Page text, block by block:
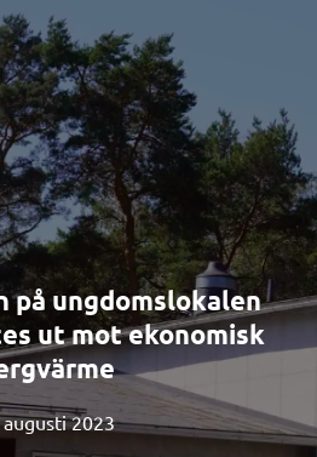
på ungdomslokalen
ut mot ekonomisk
2023